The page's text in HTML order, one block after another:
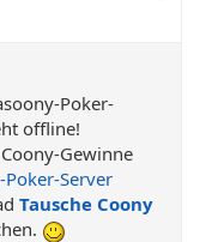
Poker-
offline!
Gewinne
Poker-Server
Tausche Coony